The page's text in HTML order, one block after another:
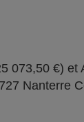
073,50 €) et
Nanterre